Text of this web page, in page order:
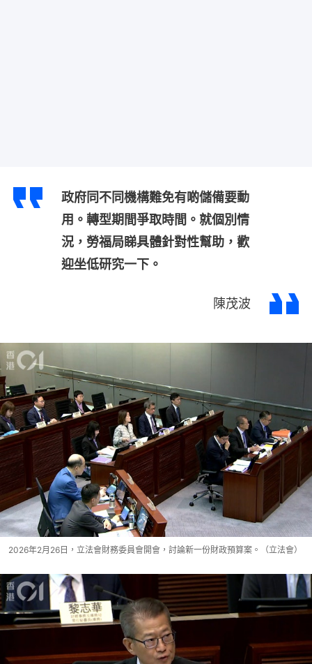
政府同不同機構難免有啲儲備要動
用。轉型期間爭取時間。就個別情
況，勞福局睇具體針對性幫助，歡
迎坐低研究一下。
陳茂波
2026年2月26日，立法會財務委員會開會，討論新一份財政預算案。（立法會）